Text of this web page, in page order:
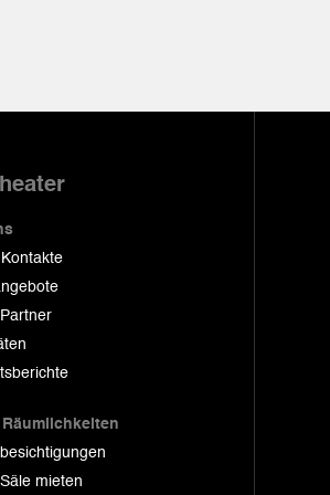
Kontakte
Räumlichkeiten
mieten